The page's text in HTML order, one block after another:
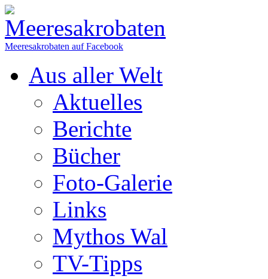
Meeresakrobaten auf Facebook
Aus aller Welt
Aktuelles
Berichte
Bücher
Foto-Galerie
Links
Mythos Wal
TV-Tipps